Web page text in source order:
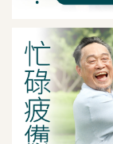
我是間距調整